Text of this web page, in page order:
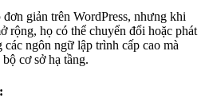
giản trên WordPress, nhưng khi
rộng, họ có thể chuyển đổi hoặc phát
các ngôn ngữ lập trình cấp cao mà
cơ sở hạ tầng.